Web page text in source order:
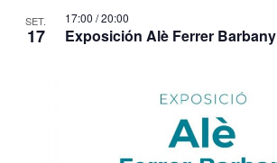
SET.
17 Exposición Alè Ferrer Barbany
17:00 / 20:00